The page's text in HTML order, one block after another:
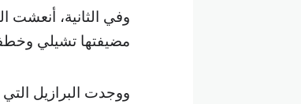
وفي الثانية، أنعشت
مضيفتها تشيلي وخطفت
ووجدت البرازيل